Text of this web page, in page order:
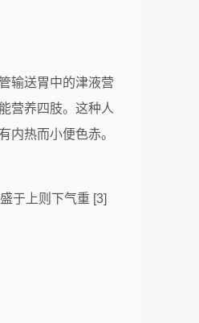
输送胃中的津液营
营养四肢。这种人
内热而小便色赤。
于上则下气重 [3]